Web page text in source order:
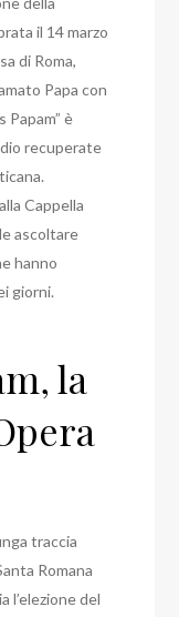
il 14 marzo
di Roma,
Papa con
Papam” è
recuperate
Cappella
ascoltare
hanno
giorni.
la
traccia
Romana
l’elezione del